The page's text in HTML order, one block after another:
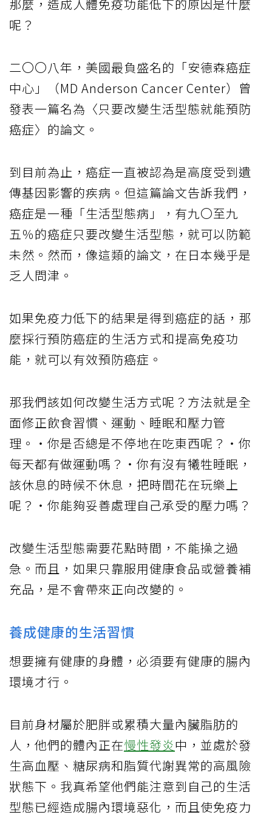
那麼，造成人體免疫功能低下的原因是什麼
呢？
二〇〇八年，美國最負盛名的「安德森癌症
中心」（MD Anderson Cancer Center）曾
發表一篇名為〈只要改變生活型態就能預防
癌症〉的論文。
到目前為止，癌症一直被認為是高度受到遺
傳基因影響的疾病。但這篇論文告訴我們，
癌症是一種「生活型態病」，有九〇至九
五％的癌症只要改變生活型態，就可以防範
未然。然而，像這類的論文，在日本幾乎是
乏人問津。
如果免疫力低下的結果是得到癌症的話，那
麼採行預防癌症的生活方式和提高免疫功
能，就可以有效預防癌症。
那我們該如何改變生活方式呢？方法就是全
面修正飲食習慣、運動、睡眠和壓力管
理。・你是否總是不停地在吃東西呢？・你
每天都有做運動嗎？・你有沒有犧牲睡眠，
該休息的時候不休息，把時間花在玩樂上
呢？・你能夠妥善處理自己承受的壓力嗎？
改變生活型態需要花點時間，不能操之過
急。而且，如果只靠服用健康食品或營養補
充品，是不會帶來正向改變的。
養成健康的生活習慣
想要擁有健康的身體，必須要有健康的腸內
環境才行。
目前身材屬於肥胖或累積大量內臟脂肪的
人，他們的體內正在慢性發炎中，並處於發
生高血壓、糖尿病和脂質代謝異常的高風險
狀態下。我真希望他們能注意到自己的生活
型態已經造成腸內環境惡化，而且使免疫力